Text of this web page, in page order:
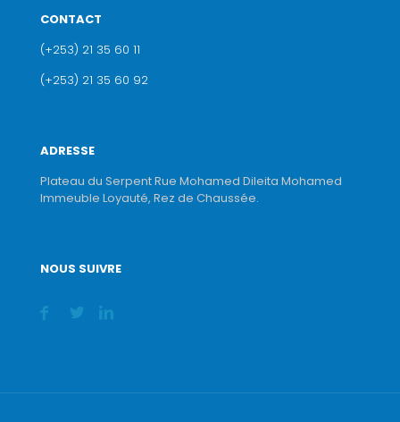
CONTACT
(+253) 21 35 60 11
(+253) 21 35 60 92
ADRESSE
Plateau du Serpent Rue Mohamed Dileita Mohamed
Immeuble Loyauté, Rez de Chaussée.
NOUS SUIVRE